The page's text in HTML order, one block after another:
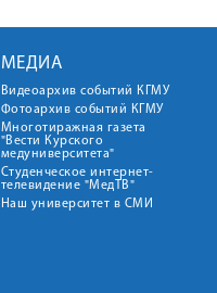
МЕДИА
Видеоархив событий КГМУ
Фотоархив событий КГМУ
Многотиражная газета
"Вести Курского
медуниверситета"
Студенческое интернет-
телевидение "МедТВ"
Наш университет в СМИ